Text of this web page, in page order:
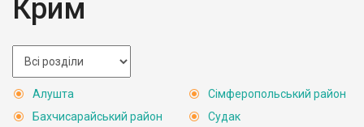
Крим
Алушта
Бахчисарайський район
Сімферопольський район
Судак